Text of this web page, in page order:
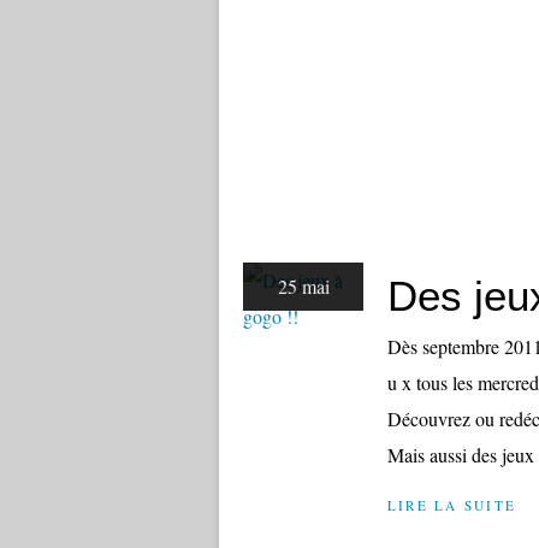
25 mai Des
Dès septembre
u x tous les
Découvrez ou
Mais aussi des
LIRE LA SUITE